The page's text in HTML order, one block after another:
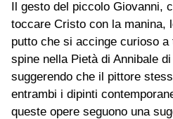
Il gesto del piccolo Giovanni,
toccare Cristo con la manina,
putto che si accinge curioso
spine nella Pietà di Annibale
suggerendo che il pittore
entrambi i dipinti
queste opere seguono una